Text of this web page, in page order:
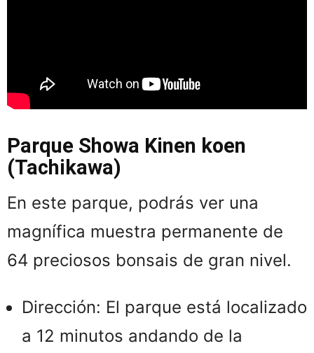
Parque Showa Kinen koen
(Tachikawa)
En este parque, podrás ver una
magnífica muestra permanente de
64 preciosos bonsais de gran nivel.
Dirección: El parque está localizado
a 12 minutos andando de la